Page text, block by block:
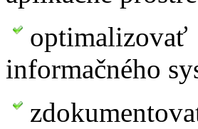
informačného